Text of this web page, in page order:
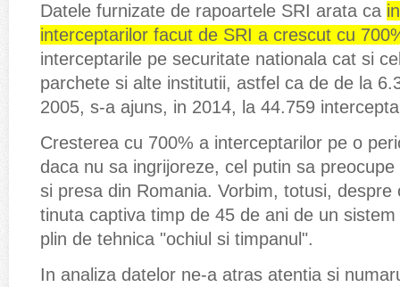
Datele furnizate de rapoartele SRI arata ca
interceptarilor facut de SRI a crescut cu
interceptarile pe securitate nationala cat si
parchete si alte institutii, astfel ca de de la
2005, s-a ajuns, in 2014, la 44.759
Cresterea cu 700% a interceptarilor pe o
daca nu sa ingrijoreze, cel putin sa
si presa din Romania. Vorbim, totusi,
tinuta captiva timp de 45 de ani de un
plin de tehnica "ochiul si timpanul".
In analiza datelor ne-a atras atentia si